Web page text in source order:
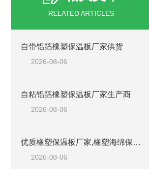
RELATED ARTICLES
自带铝箔橡塑保温板厂家供货
2026-08-06
自粘铝箔橡塑保温板厂家生产商
2026-08-06
优质橡塑保温板厂家,橡塑海绵保温材料供货商
2026-08-06